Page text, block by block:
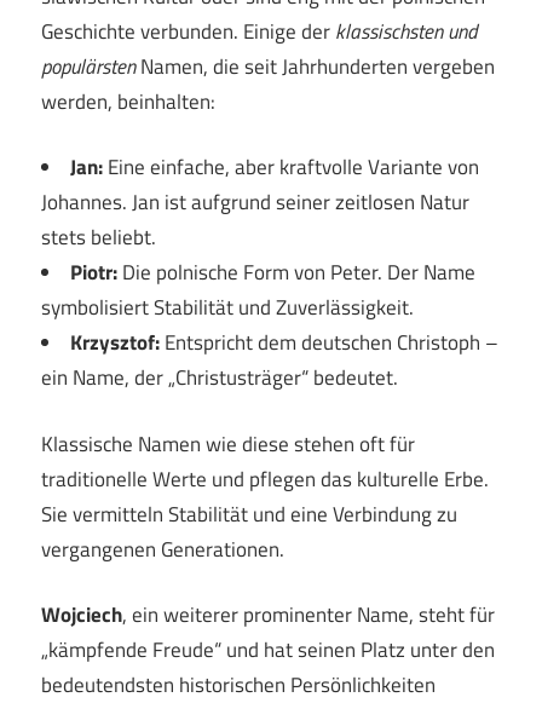
Geschichte verbunden. Einige derklassischsten und
populärstenNamen, die seit Jahrhunderten vergeben
werden, beinhalten:
Jan:Eine einfache, aber kraftvolle Variante von
Johannes. Jan ist aufgrund seiner zeitlosen Natur
stets beliebt.
Piotr:Die polnische Form von Peter. Der Name
symbolisiert Stabilität und Zuverlässigkeit.
Krzysztof:Entspricht dem deutschen Christoph –
ein Name, der „Christusträger“ bedeutet.
Klassische Namen wie diese stehen oft für
traditionelle Werte und pflegen das kulturelle Erbe.
Sie vermitteln Stabilität und eine Verbindung zu
vergangenen Generationen.
Wojciech, ein weiterer prominenter Name, steht für
„kämpfende Freude“ und hat seinen Platz unter den
bedeutendsten historischen Persönlichkeiten